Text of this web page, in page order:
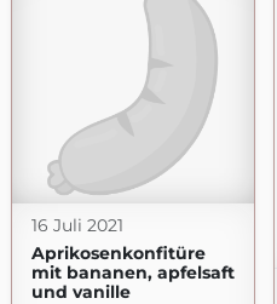
16 Juli 2021
Aprikosenkonfitüre
mit bananen, apfelsaft
und vanille